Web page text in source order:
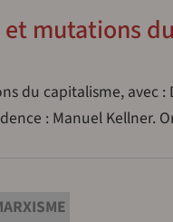
mutations
du capitalisme, avec
: Manuel Kellner.